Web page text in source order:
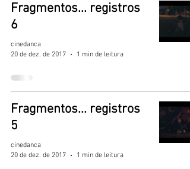
Fragmentos... registros
6
cinedanca
20 de dez. de 2017
1 min de leitura
Fragmentos... registros
5
cinedanca
20 de dez. de 2017
1 min de leitura